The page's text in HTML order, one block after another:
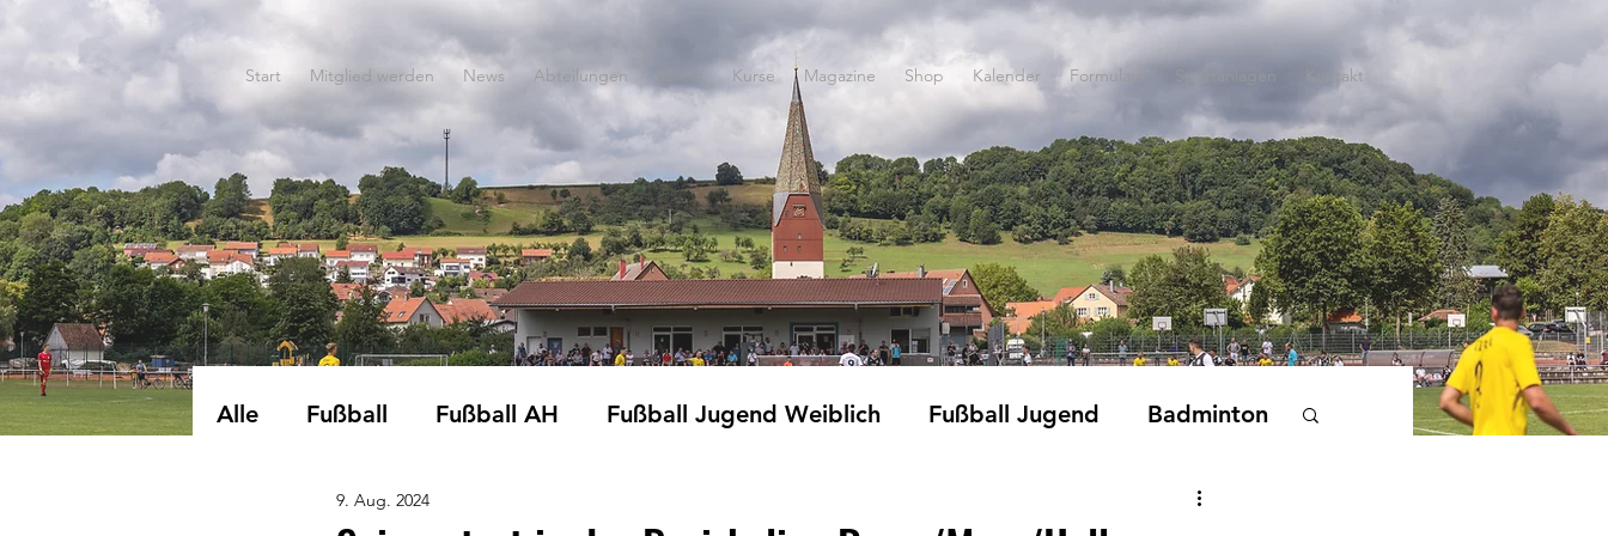
Start Mitglied werden News Abteilungen Kurse Magazine Shop Kalender Formulare Kontakt
Alle Fußball Fußball AH Fußball Jugend Weiblich Fußball Jugend Badminton
EWG-Turnen
9. Aug. 2024